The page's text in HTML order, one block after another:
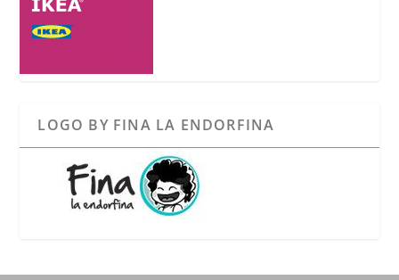
LOGO BY FINA LA ENDORFINA